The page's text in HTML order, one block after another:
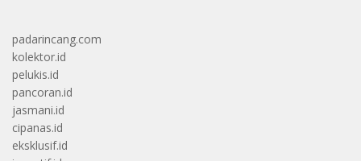
padarincang.com
kolektor.id
pelukis.id
pancoran.id
jasmani.id
cipanas.id
eksklusif.id